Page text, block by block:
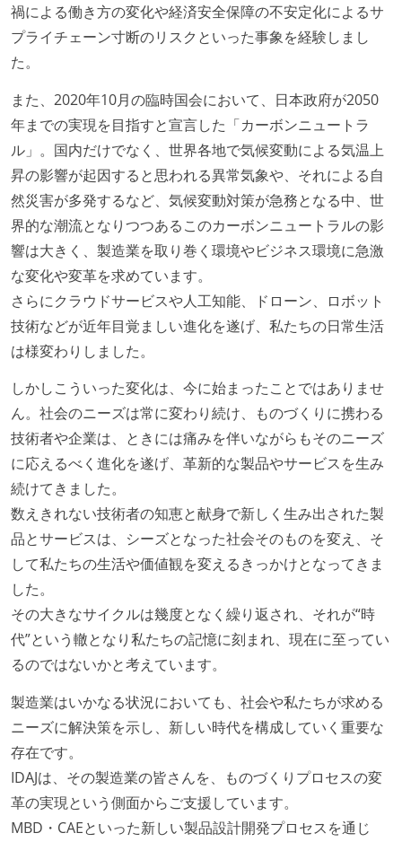
禍による働き方の変化や経済安全保障の不安定化によるサ
プライチェーン寸断のリスクといった事象を経験しまし
た。
また、2020年10月の臨時国会において、日本政府が2050
年までの実現を目指すと宣言した「カーボンニュートラ
ル」。国内だけでなく、世界各地で気候変動による気温上
昇の影響が起因すると思われる異常気象や、それによる自
然災害が多発するなど、気候変動対策が急務となる中、世
界的な潮流となりつつあるこのカーボンニュートラルの影
響は大きく、製造業を取り巻く環境やビジネス環境に急激
な変化や変革を求めています。
さらにクラウドサービスや人工知能、ドローン、ロボット
技術などが近年目覚ましい進化を遂げ、私たちの日常生活
は様変わりしました。
しかしこういった変化は、今に始まったことではありませ
ん。社会のニーズは常に変わり続け、ものづくりに携わる
技術者や企業は、ときには痛みを伴いながらもそのニーズ
に応えるべく進化を遂げ、革新的な製品やサービスを生み
続けてきました。
数えきれない技術者の知恵と献身で新しく生み出された製
品とサービスは、シーズとなった社会そのものを変え、そ
して私たちの生活や価値観を変えるきっかけとなってきま
した。
その大きなサイクルは幾度となく繰り返され、それが“時
代”という轍となり私たちの記憶に刻まれ、現在に至ってい
るのではないかと考えています。
製造業はいかなる状況においても、社会や私たちが求める
ニーズに解決策を示し、新しい時代を構成していく重要な
存在です。
IDAJは、その製造業の皆さんを、ものづくりプロセスの変
革の実現という側面からご支援しています。
MBD・CAEといった新しい製品設計開発プロセスを通じ